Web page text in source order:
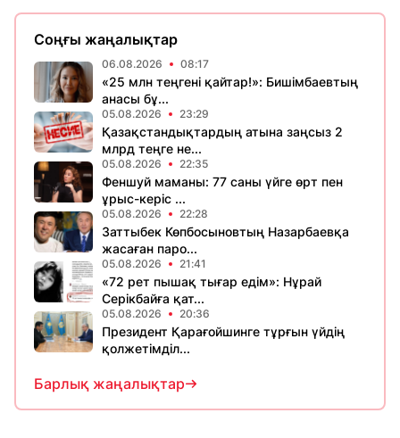
Соңғы жаңалықтар
06.08.2026 08:17
«25 млн теңгені қайтар!»: Бишімбаевтың
анасы бұ...
05.08.2026 23:29
Қазақстандықтардың атына заңсыз 2
млрд теңге не...
05.08.2026 22:35
Феншуй маманы: 77 саны үйге өрт пен
ұрыс-керіс ...
05.08.2026 22:28
Заттыбек Көпбосыновтың Назарбаевқа
жасаған паро...
05.08.2026 21:41
«72 рет пышақ тығар едім»: Нұрай
Серікбайға қат...
05.08.2026 20:36
Президент Қарағойшинге тұрғын үйдің
қолжетімділ...
Барлық жаңалықтар